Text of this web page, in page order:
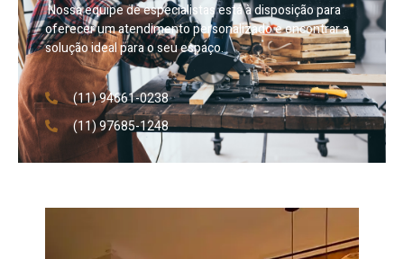
Nossa equipe de especialistas está à disposição para
oferecer um atendimento personalizado e encontrar a
solução ideal para o seu espaço.
(11) 94661-0238
(11) 97685-1248